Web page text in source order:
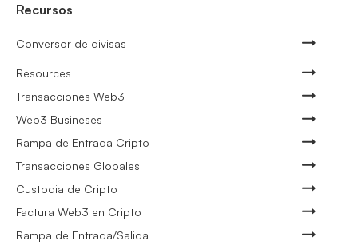
Recursos
Conversor de divisas
Resources
Transacciones Web3
Web3 Busineses
Rampa de Entrada Cripto
Transacciones Globales
Custodia de Cripto
Factura Web3 en Cripto
Rampa de Entrada/Salida